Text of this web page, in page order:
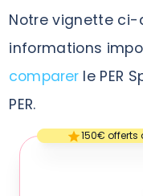
Notre vignette ci-
informations
comparer le PER
PER.
1 Star
Empty
150€ offerts